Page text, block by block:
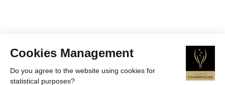
Cookies Management
Do you agree to the website using cookies for
statistical purposes?